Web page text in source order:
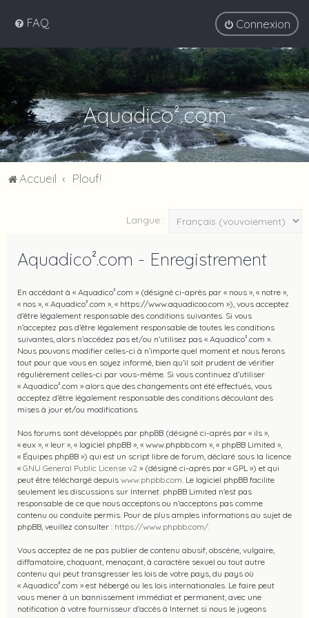
FAQ Connexion
Aquadico².com
Accueil Plouf!
Langue :
Aquadico².com - Enregistrement
En accédant à « Aquadico².com » (désigné ci-après par « nous », « notre »,
« nos », « Aquadico².com », « https://www.aquadicoo.com »), vous acceptez
d’être légalement responsable des conditions suivantes. Si vous
n’acceptez pas d’être légalement responsable de toutes les conditions
suivantes, alors n’accédez pas et/ou n’utilisez pas « Aquadico².com ».
Nous pouvons modifier celles-ci à n’importe quel moment et nous ferons
tout pour que vous en soyez informé, bien qu’il soit prudent de vérifier
régulièrement celles-ci par vous-même. Si vous continuez d’utiliser
« Aquadico².com » alors que des changements ont été effectués, vous
acceptez d’être légalement responsable des conditions découlant des
mises à jour et/ou modifications.
Nos forums sont développés par phpBB (désigné ci-après par « ils »,
« eux », « leur », « logiciel phpBB », « www.phpbb.com », « phpBB Limited »,
« Équipes phpBB ») qui est un script libre de forum, déclaré sous la licence
« GNU General Public License v2 » (désigné ci-après par « GPL ») et qui
peut être téléchargé depuis www.phpbb.com . Le logiciel phpBB facilite
seulement les discussions sur Internet. phpBB Limited n’est pas
responsable de ce que nous acceptons ou n’acceptons pas comme
contenu ou conduite permis. Pour de plus amples informations au sujet de
phpBB, veuillez consulter : https://www.phpbb.com/
Vous acceptez de ne pas publier de contenu abusif, obscène, vulgaire,
diffamatoire, choquant, menaçant, à caractère sexuel ou tout autre
contenu qui peut transgresser les lois de votre pays, du pays où
« Aquadico².com » est hébergé ou les lois internationales. Le faire peut
vous mener à un bannissement immédiat et permanent, avec une
notification à votre fournisseur d’accès à Internet si nous le jugeons